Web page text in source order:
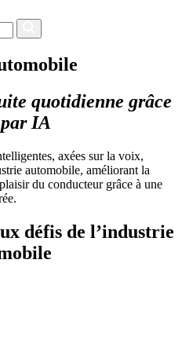
quotidienne grâce
IA
axées sur la voix,
automobile, améliorant la
du conducteur grâce à une
défis de l’industrie